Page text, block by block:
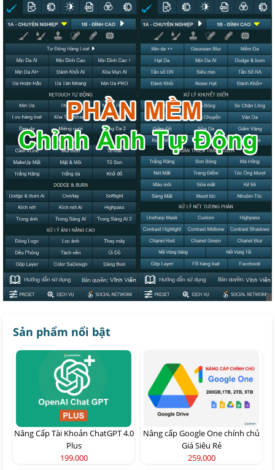
Sản phẩm nổi bật
Nâng Cấp Tài Khoản ChatGPT 4.0
Plus
199,000
Nâng cấp Google One chính chủ
Giá Siêu Rẻ
259,000